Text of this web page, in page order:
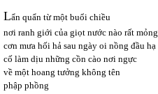
Lẩn quẩn từ một buổi chiều
nơi ranh giới của giọt nước nào rất mỏng
cơn mưa hối hả sau ngày oi nồng đầu hạ
cố làm dịu những cồn cào nơi ngực
về một hoang tưởng không tên
phập phồng